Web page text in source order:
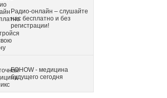
Радио-онлайн – слушайте
нас бесплатно и без
регистрации!
FOHOW - медицина
будущего сегодня